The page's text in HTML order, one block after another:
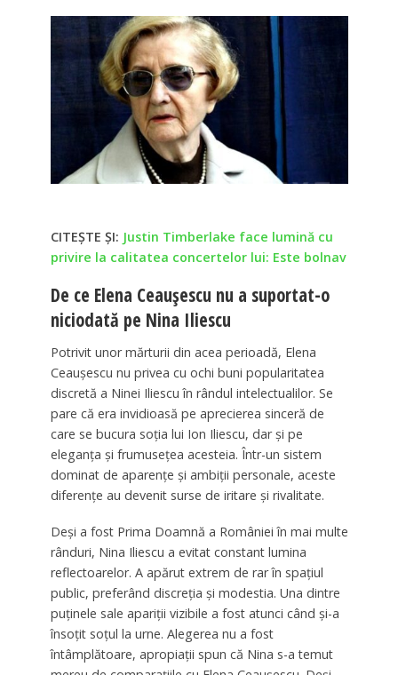
CITEȘTE ȘI: Justin Timberlake face lumină cu
privire la calitatea concertelor lui: Este bolnav
De ce Elena Ceaușescu nu a suportat-o
niciodată pe Nina Iliescu
Potrivit unor mărturii din acea perioadă, Elena
Ceaușescu nu privea cu ochi buni popularitatea
discretă a Ninei Iliescu în rândul intelectualilor. Se
pare că era invidioasă pe aprecierea sinceră de
care se bucura soția lui Ion Iliescu, dar și pe
eleganța și frumusețea acesteia. Într-un sistem
dominat de aparențe și ambiții personale, aceste
diferențe au devenit surse de iritare și rivalitate.
Deși a fost Prima Doamnă a României în mai multe
rânduri, Nina Iliescu a evitat constant lumina
reflectoarelor. A apărut extrem de rar în spațiul
public, preferând discreția și modestia. Una dintre
puținele sale apariții vizibile a fost atunci când și-a
însoțit soțul la urne. Alegerea nu a fost
întâmplătoare, apropiații spun că Nina s-a temut